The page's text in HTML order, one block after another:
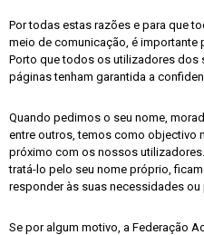
Por todas estas razões e para que
meio de comunicação, é importante
Porto que todos os utilizadores dos
páginas tenham garantida a
Quando pedimos o seu nome,
entre outros, temos como objectivo
próximo com os nossos
tratá-lo pelo seu nome próprio,
responder às suas necessidades
Se por algum motivo, a Federação